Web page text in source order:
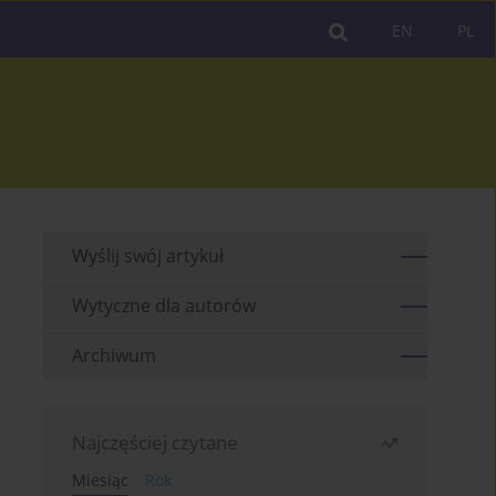
PL
EN
Wyślij swój artykuł
Wytyczne dla autorów
Archiwum
Najczęściej czytane
Miesiąc
Rok